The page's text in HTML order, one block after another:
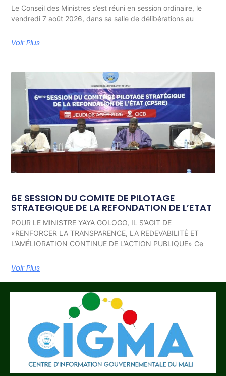
Le Conseil des Ministres s’est réuni en session ordinaire, le
vendredi 7 août 2026, dans sa salle de délibérations au
Voir Plus
6E SESSION DU COMITE DE PILOTAGE
STRATEGIQUE DE LA REFONDATION DE L’ETAT
POUR LE MINISTRE YAYA GOLOGO, IL S’AGIT DE
«RENFORCER LA TRANSPARENCE, LA REDEVABILITÉ ET
L’AMÉLIORATION CONTINUE DE L’ACTION PUBLIQUE» Ce
Voir Plus